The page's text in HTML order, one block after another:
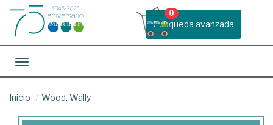
Busqueda avanzada
0
Toggle navigation
Inicio Wood, Wally